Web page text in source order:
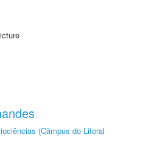
(Câmpus do Litoral